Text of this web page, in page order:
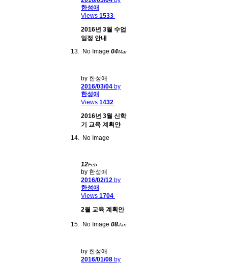
한성애
Views 1533
2016년 3월 수업
일정 안내
No Image 04Mar
by 한성애
2016/03/04 by
한성애
Views 1432
2016년 3월 신학
기 교육 계획안
No Image
12Feb
by 한성애
2016/02/12 by
한성애
Views 1704
2월 교육 계획안
No Image 08Jan
by 한성애
2016/01/08 by